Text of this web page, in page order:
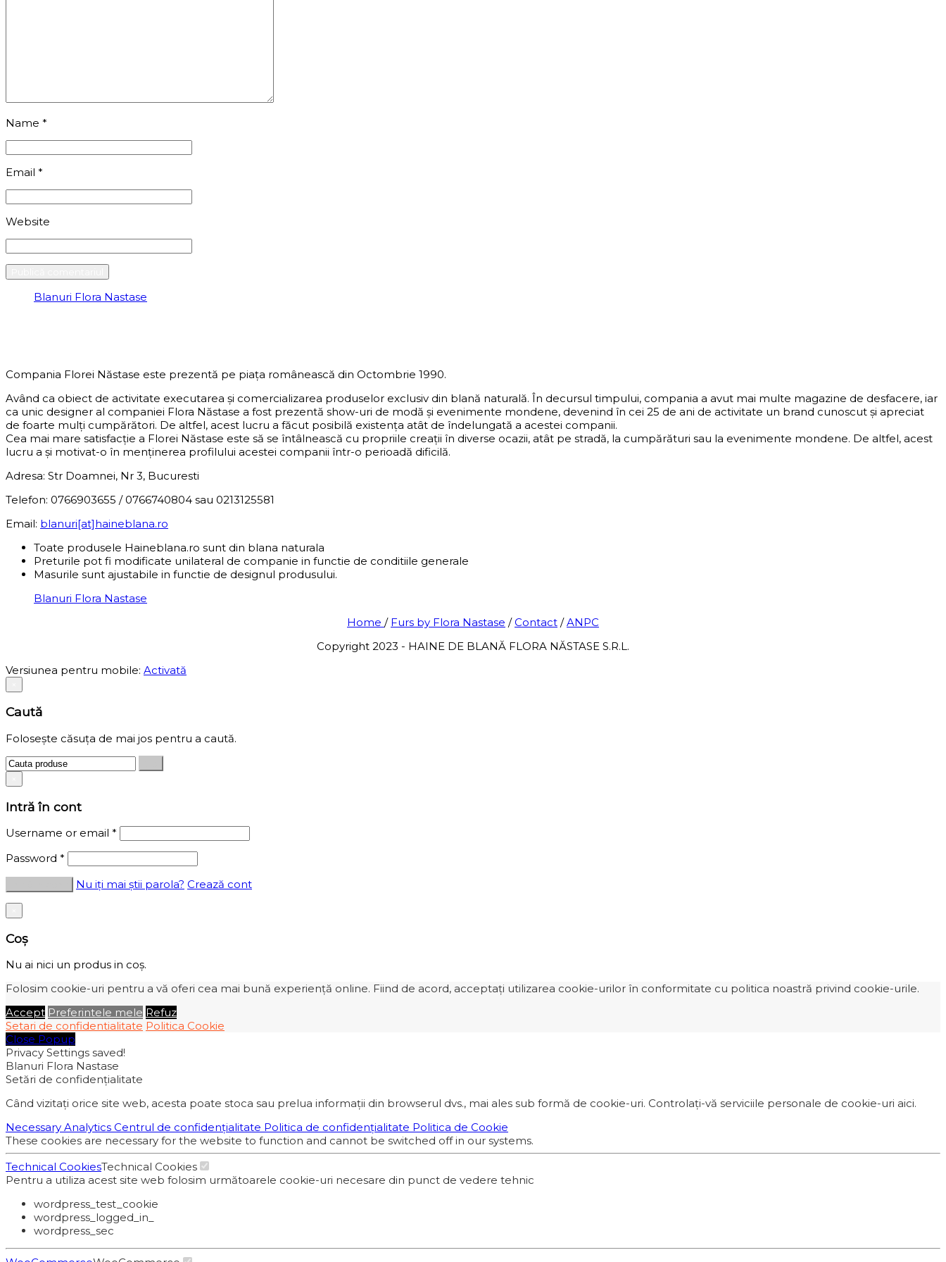
Name *
Email *
Website
Blanuri Flora Nastase
Compania Florei Năstase este prezentă pe piața românească din Octombrie 1990.
Având ca obiect de activitate executarea și comercializarea produselor exclusiv din blană naturală. În decursul timpului, compania a avut mai multe magazine de desfacere, iar
ca unic designer al companiei Flora Năstase a fost prezentă show-uri de modă și evenimente mondene, devenind în cei 25 de ani de activitate un brand cunoscut și apreciat
de foarte mulți cumpărători. De altfel, acest lucru a făcut posibilă existența atât de îndelungată a acestei companii.
Cea mai mare satisfacție a Florei Năstase este să se întâlnească cu propriile creații în diverse ocazii, atât pe stradă, la cumpărături sau la evenimente mondene. De altfel, acest
lucru a și motivat-o în menținerea profilului acestei companii într-o perioadă dificilă.
Adresa: Str Doamnei, Nr 3, Bucuresti
Telefon: 0766903655 / 0766740804 sau 0213125581
Email: blanuri[at]haineblana.ro
Toate produsele Haineblana.ro sunt din blana naturala
Preturile pot fi modificate unilateral de companie in functie de conditiile generale
Masurile sunt ajustabile in functie de designul produsului.
Blanuri Flora Nastase
Home / Furs by Flora Nastase /Contact /ANPC
Copyright 2023 - HAINE DE BLANĂ FLORA NĂSTASE S.R.L.
Versiunea pentru mobile: Activată
Caută
Folosește căsuța de mai jos pentru a caută.
Intră în cont
Username or email *
Password *
Nu iți mai știi parola? Crează cont
Coș
Nu ai nici un produs in coș.
Folosim cookie-uri pentru a vă oferi cea mai bună experiență online. Fiind de acord, acceptați utilizarea cookie-urilor în conformitate cu politica noastră privind cookie-urile.
Accept Preferintele mele Refuz
Setari de confidentialitate Politica Cookie
Close Popup
Privacy Settings saved!
Blanuri Flora Nastase
Setări de confidențialitate
Când vizitați orice site web, acesta poate stoca sau prelua informații din browserul dvs., mai ales sub formă de cookie-uri. Controlați-vă serviciile personale de cookie-uri aici.
Necessary Analytics Centrul de confidențialitate Politica de confidențialitate Politica de Cookie
These cookies are necessary for the website to function and cannot be switched off in our systems.
Technical CookiesTechnical Cookies
Pentru a utiliza acest site web folosim următoarele cookie-uri necesare din punct de vedere tehnic
wordpress_test_cookie
wordpress_logged_in_
wordpress_sec